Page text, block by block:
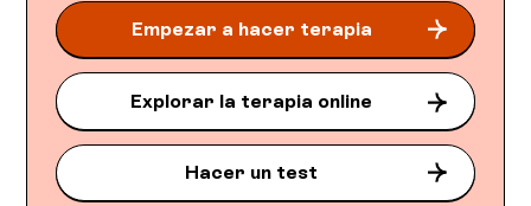
Empezar a hacer terapia
Explorar la terapia online
Hacer un test